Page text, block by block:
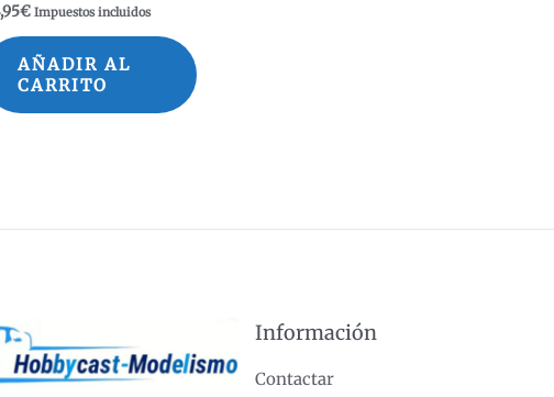
€ Impuestos incluidos
AÑADIR AL
CARRITO
Información
Contactar